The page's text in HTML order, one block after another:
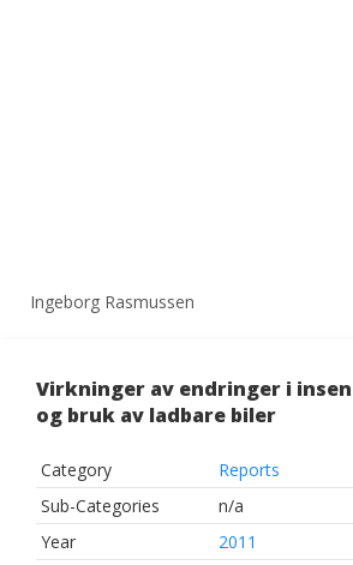
Ingeborg Rasmussen
Virkninger av endringer i
og bruk av ladbare biler
Category
Reports
Sub-Categories
n/a
Year
2011